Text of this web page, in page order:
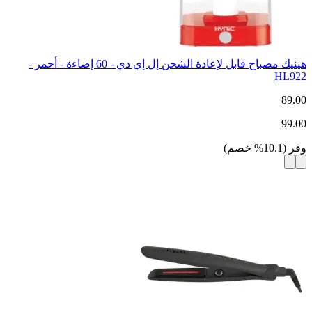
هينيك مصباح قابل لإعادة الشحن إل إي دي - 60 إضاءة - أحمر -
HL922
89.00
99.00
وفر (
10.1
% خصم)